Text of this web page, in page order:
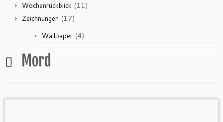
Wochenrückblick (11)
Zeichnungen (17)
Wallpaper (4)
Mord